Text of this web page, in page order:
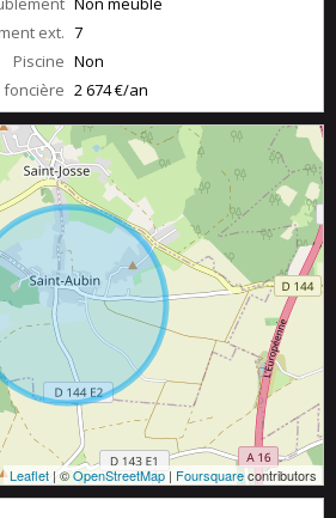
ext. 7
Piscine Non
foncière 2 674 €/an
Leaflet | ©OpenStreetMap | Foursquarecontributors